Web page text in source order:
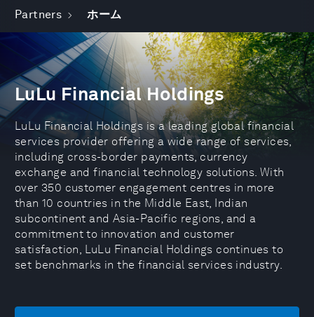
Partners ホーム
LuLu Financial Holdings
LuLu Financial Holdings is a leading global financial
services provider offering a wide range of services,
including cross-border payments, currency
exchange and financial technology solutions. With
over 350 customer engagement centres in more
than 10 countries in the Middle East, Indian
subcontinent and Asia-Pacific regions, and a
commitment to innovation and customer
satisfaction, LuLu Financial Holdings continues to
set benchmarks in the financial services industry.